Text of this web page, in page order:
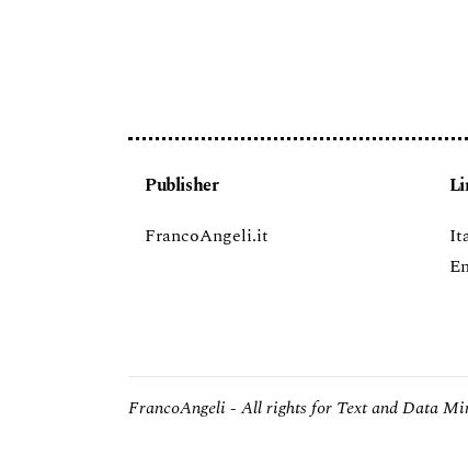
Publisher
FrancoAngeli.it
FrancoAngeli - All rights for Text and Data